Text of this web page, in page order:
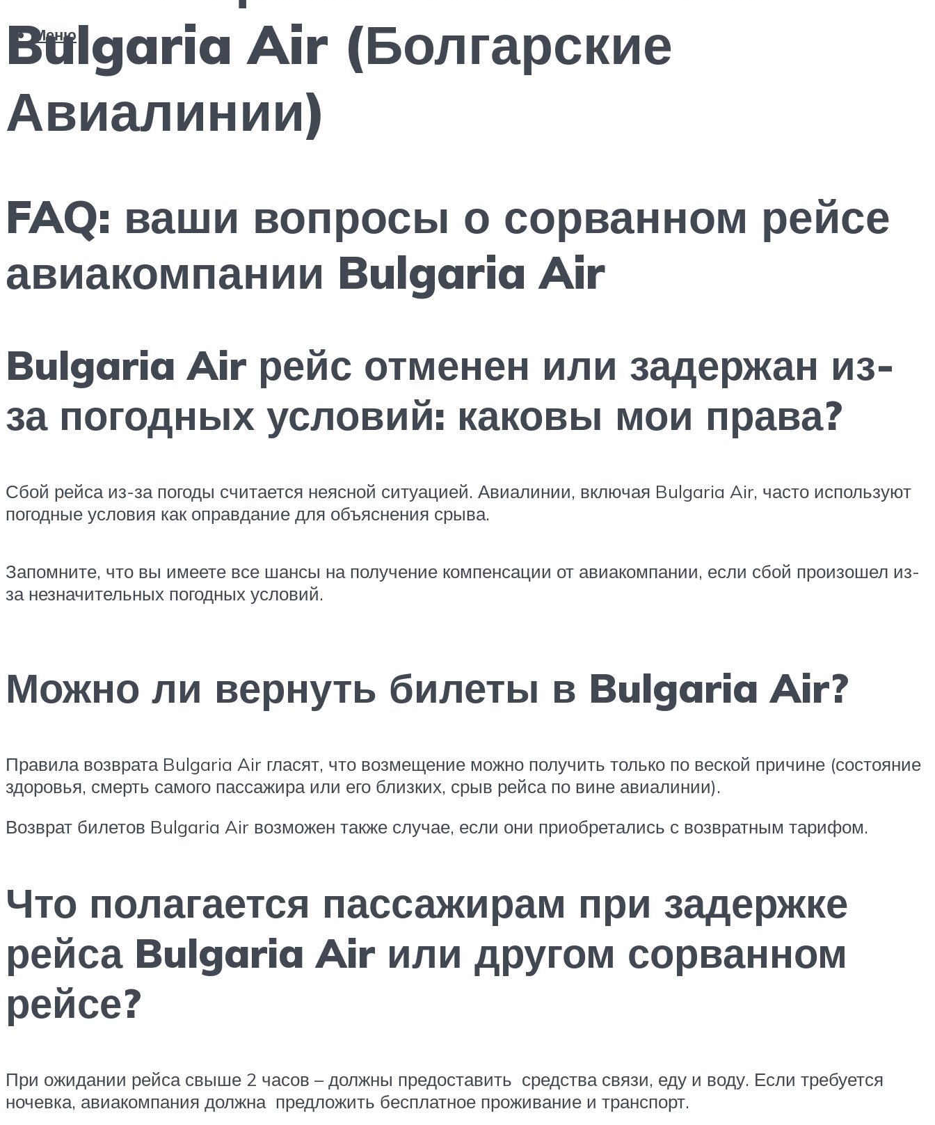
Меню
Bulgaria Air (Болгарские
Авиалинии)
FAQ: ваши вопросы о сорванном рейсе
авиакомпании Bulgaria Air
Bulgaria Air рейс отменен или задержан из-
за погодных условий: каковы мои права?
Сбой рейса из-за погоды считается неясной ситуацией. Авиалинии, включая Bulgaria Air, часто используют
погодные условия как оправдание для объяснения срыва.
Запомните, что вы имеете все шансы на получение компенсации от авиакомпании, если сбой произошел из-
за незначительных погодных условий.
Можно ли вернуть билеты в Bulgaria Air?
Правила возврата Bulgaria Air гласят, что возмещение можно получить только по веской причине (состояние
здоровья, смерть самого пассажира или его близких, срыв рейса по вине авиалинии).
Возврат билетов Bulgaria Air возможен также случае, если они приобретались с возвратным тарифом.
Что полагается пассажирам при задержке
рейса Bulgaria Air или другом сорванном
рейсе?
При ожидании рейса свыше 2 часов – должны предоставить средства связи, еду и воду. Если требуется
ночевка, авиакомпания должна предложить бесплатное проживание и транспорт.